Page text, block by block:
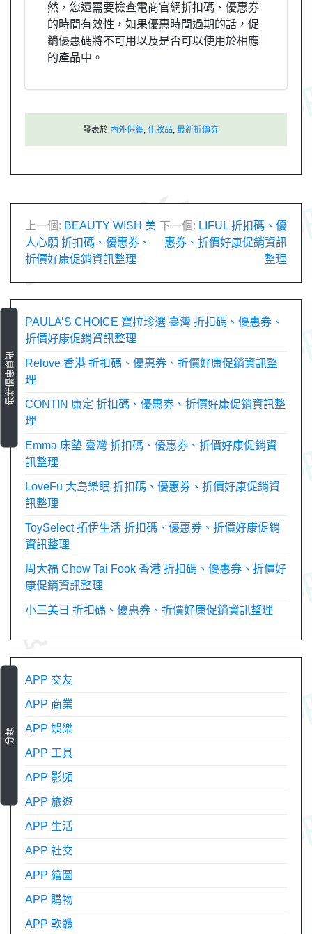
然，您還需要檢查電商官網折扣碼、優惠券
的時間有效性，如果優惠時間過期的話，促
銷優惠碼將不可用以及是否可以使用於相應
的產品中。
發表於 內外保養 化妝品 最新折價券
文
章
導
上一個: BEAUTY WISH 美
人心願 折扣碼、優惠券、
折價好康促銷資訊整理
下一個: LIFUL 折扣碼、優
惠券、折價好康促銷資訊
整理
最新優惠資訊
PAULA’S CHOICE 寶拉珍選 臺灣 折扣碼、優惠券、
折價好康促銷資訊整理
Relove 香港 折扣碼、優惠券、折價好康促銷資訊整
理
CONTIN 康定 折扣碼、優惠券、折價好康促銷資訊整
理
Emma 床墊 臺灣 折扣碼、優惠券、折價好康促銷資
訊整理
LoveFu 大島樂眠 折扣碼、優惠券、折價好康促銷資
訊整理
ToySelect 拓伊生活 折扣碼、優惠券、折價好康促銷
資訊整理
周大福 Chow Tai Fook 香港 折扣碼、優惠券、折價好
康促銷資訊整理
小三美日 折扣碼、優惠券、折價好康促銷資訊整理
分類
APP 交友
APP 商業
APP 娛樂
APP 工具
APP 影頻
APP 旅遊
APP 生活
APP 社交
APP 繪圖
APP 購物
APP 軟體